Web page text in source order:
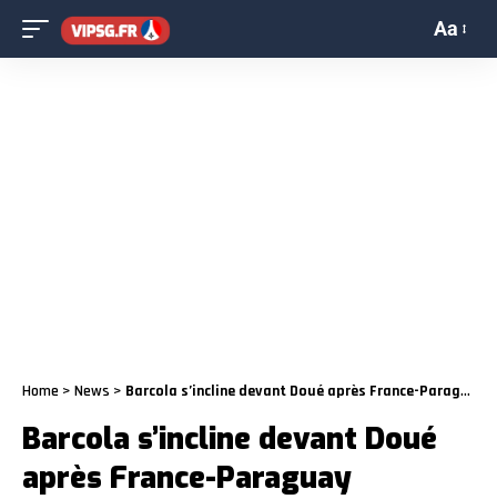
Aa
Home > News > Barcola s’incline devant Doué après France-Paraguay
Barcola s’incline devant Doué
après France-Paraguay